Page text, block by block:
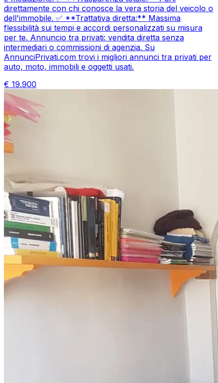
direttamente con chi conosce la vera storia del veicolo o
dell'immobile. ✅ **Trattativa diretta:** Massima
flessibilità sui tempi e accordi personalizzati su misura
per te. Annuncio tra privati: vendita diretta senza
intermediari o commissioni di agenzia. Su
AnnunciPrivati.com trovi i migliori annunci tra privati per
auto, moto, immobili e oggetti usati.
€ 19.900